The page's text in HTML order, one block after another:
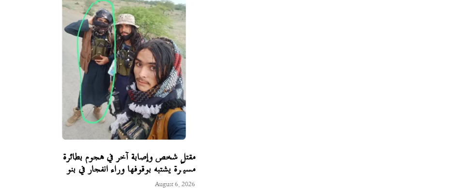
مقتل شخص وإصابة آخر في هجوم بطائرة
مسيّرة يشتبه بوقوفها وراء انفجار في بنو
August 6, 2026